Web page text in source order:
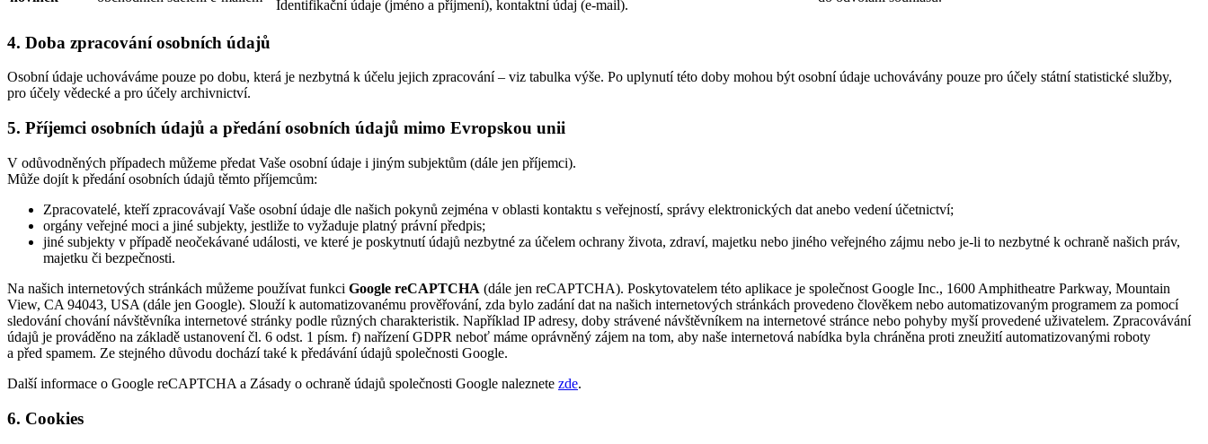
Identifikační údaje (jméno a příjmení), kontaktní údaj (e-mail).
4. Doba zpracování osobních údajů
Osobní údaje uchováváme pouze po dobu, která je nezbytná k účelu jejich zpracování – viz tabulka výše. Po uplynutí této doby mohou být osobní údaje uchovávány pouze pro účely státní statistické služby,
pro účely vědecké a pro účely archivnictví.
5. Příjemci osobních údajů a předání osobních údajů mimo Evropskou unii
V odůvodněných případech můžeme předat Vaše osobní údaje i jiným subjektům (dále jen příjemci).
Může dojít k předání osobních údajů těmto příjemcům:
Zpracovatelé, kteří zpracovávají Vaše osobní údaje dle našich pokynů zejména v oblasti kontaktu s veřejností, správy elektronických dat anebo vedení účetnictví;
orgány veřejné moci a jiné subjekty, jestliže to vyžaduje platný právní předpis;
jiné subjekty v případě neočekávané události, ve které je poskytnutí údajů nezbytné za účelem ochrany života, zdraví, majetku nebo jiného veřejného zájmu nebo je-li to nezbytné k ochraně našich práv,
majetku či bezpečnosti.
Na našich internetových stránkách můžeme používat funkci Google reCAPTCHA (dále jen reCAPTCHA). Poskytovatelem této aplikace je společnost Google Inc., 1600 Amphitheatre Parkway, Mountain
View, CA 94043, USA (dále jen Google). Slouží k automatizovanému prověřování, zda bylo zadání dat na našich internetových stránkách provedeno člověkem nebo automatizovaným programem za pomocí
sledování chování návštěvníka internetové stránky podle různých charakteristik. Například IP adresy, doby strávené návštěvníkem na internetové stránce nebo pohyby myší provedené uživatelem. Zpracovávání
údajů je prováděno na základě ustanovení čl. 6 odst. 1 písm. f) nařízení GDPR neboť máme oprávněný zájem na tom, aby naše internetová nabídka byla chráněna proti zneužití automatizovanými roboty
a před spamem. Ze stejného důvodu dochází také k předávání údajů společnosti Google.
Další informace o Google reCAPTCHA a Zásady o ochraně údajů společnosti Google naleznete zde.
6. Cookies